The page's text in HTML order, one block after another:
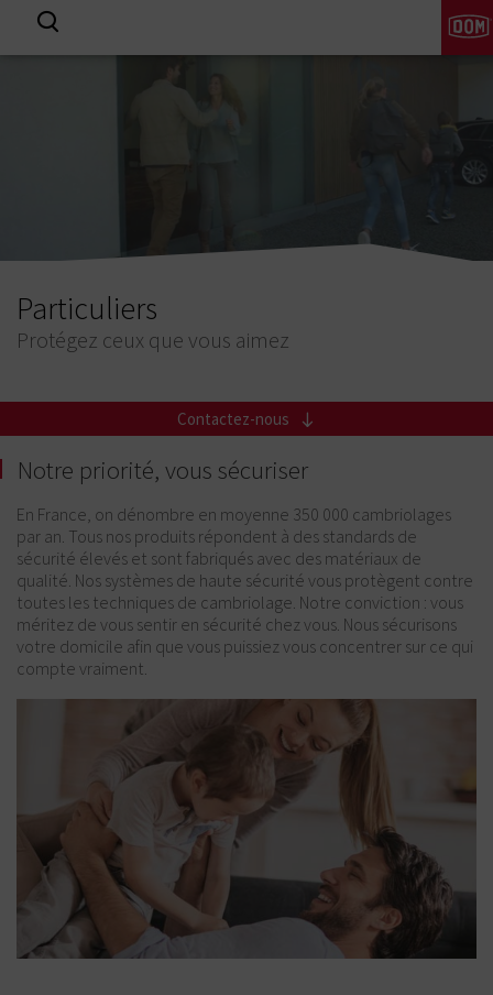
Particuliers
Protégez ceux que vous aimez
Contactez-nous
Notre priorité, vous sécuriser
En France, on dénombre en moyenne 350 000 cambriolages
par an. Tous nos produits répondent à des standards de
sécurité élevés et sont fabriqués avec des matériaux de
qualité. Nos systèmes de haute sécurité vous protègent contre
toutes les techniques de cambriolage. Notre conviction : vous
méritez de vous sentir en sécurité chez vous. Nous sécurisons
votre domicile afin que vous puissiez vous concentrer sur ce qui
compte vraiment.